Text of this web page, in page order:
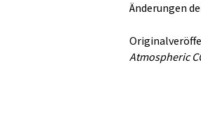
Änderungen
Atmospheric